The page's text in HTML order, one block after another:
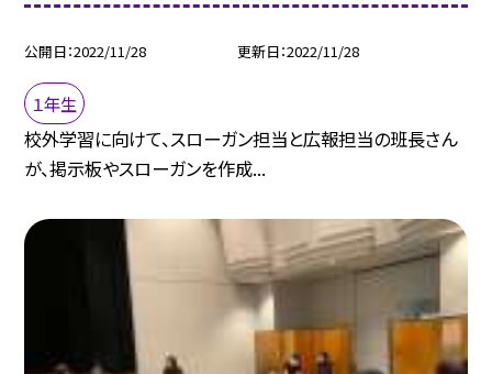
公開日 2022/11/28 更新日 2022/11/28
１年生
校外学習に向けて、スローガン担当と広報担当の班長さん
が、掲示板やスローガンを作成...